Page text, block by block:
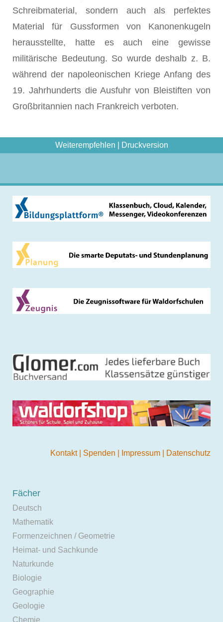
Schreibmaterial, sondern auch als perfektes
Material für Gussformen von Kanonenkugeln
herausstellte, hatte es auch eine gewisse
militärische Bedeutung. So wurde deshalb z. B.
während der napoleonischen Kriege Anfang des
19. Jahrhunderts die Ausfuhr von Bleistiften von
Großbritannien nach Frankreich verboten.
Weiterempfehlen Druckversion
Kontakt Spenden Impressum Datenschutz
Fächer
Deutsch
Mathematik
Formenzeichnen / Geometrie
Heimat- und Sachkunde
Naturkunde
Biologie
Geographie
Geologie
Chemie